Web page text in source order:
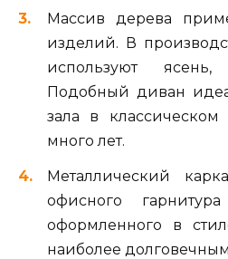
Массив дерева
изделий. В
используют
Подобный диван
зала в
много лет.
Металлический
офисного
оформленного в
наиболее